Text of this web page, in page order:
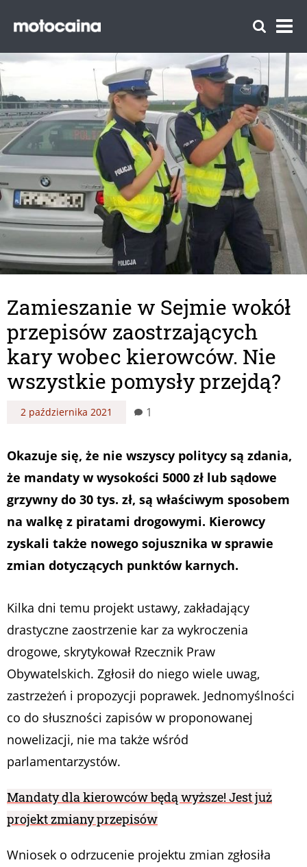
Zamieszanie w Sejmie wokół
przepisów zaostrzających
kary wobec kierowców. Nie
wszystkie pomysły przejdą?
2 października 2021 1
Okazuje się, że nie wszyscy politycy są zdania,
że mandaty w wysokości 5000 zł lub sądowe
grzywny do 30 tys. zł, są właściwym sposobem
na walkę z piratami drogowymi. Kierowcy
zyskali także nowego sojusznika w sprawie
zmian dotyczących punktów karnych.
Kilka dni temu projekt ustawy, zakładający
drastyczne zaostrzenie kar za wykroczenia
drogowe, skrytykował Rzecznik Praw
Obywatelskich. Zgłosił do niego wiele uwag,
zastrzeżeń i propozycji poprawek. Jednomyślności
co do słuszności zapisów w proponowanej
nowelizacji, nie ma także wśród
parlamentarzystów.
Mandaty dla kierowców będą wyższe! Jest już
projekt zmiany przepisów
Wniosek o odrzucenie projektu zmian zgłosiła